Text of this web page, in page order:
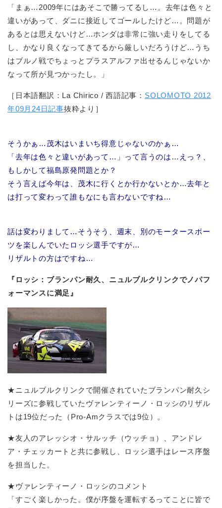
「まぁ…2009年にはあそこで勝ってるし…。去年は色々と
違いがあって、ダニに接近してゴールしたけど…。問題が
あるとは思えないけど…ホンダは非常に強い走りをしてる
し、かなり良くなってきてるから厳しいだろうけど…うち
はブルノ戦でちょっとプラスアルファ出せるんじゃないか
なって所が見つかったし。」
［日本語翻訳：La Chirico / 西語記事： SOLOMOTO 2012
年09月24日記事抜粋より］
そうかぁ…茂木はいまいち得意じゃないのかぁ…
「去年は色々と違いがあって…」って言うのは…えっ？、
もしかして福島原発問題とか？
そう言えば今年は、茂木に行くとか行かないとか…去年と
は打って変わって誰もなにも言わないですね…
話は変わりまして…そうそう、週末、別のモータースポー
ツを楽しんでいたロッシ選手ですが…
リザルトの方はですね…
『ロッシ：ブランパン耐久、ニュルブルクリンクでノパフ
ォーマンスに満足』
★ニュルブルクリンクで開催されていたブランパン耐久シ
リーズに参戦していたヴァレンティーノ・ロッシのリザル
トは19位だった（Pro-Amクラスでは9位）。
★友人のアレッシオ・サルッチ（ウッチョ）、アンドレ
ア・チェッカートと共に参戦し、ロッシ選手はレース序盤
を担当した。
★ヴァレンティーノ・ロッシのコメント
「すごく楽しかった。僕が序盤を運転するってことに皆で